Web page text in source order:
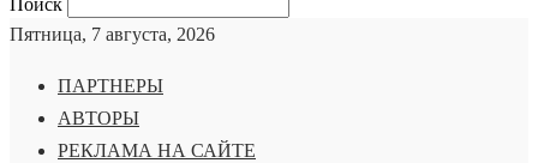
Поиск
Пятница, 7 августа, 2026
ПАРТНЕРЫ
АВТОРЫ
РЕКЛАМА НА САЙТЕ